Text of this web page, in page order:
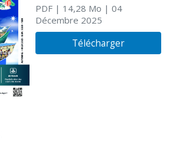
PDF| 14,28 Mo | 04
Décembre 2025
Télécharger